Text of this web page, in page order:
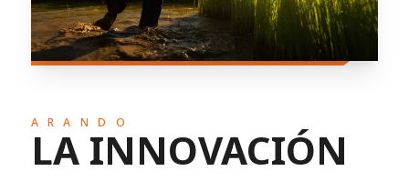
ARANDO
LA INNOVACIÓN